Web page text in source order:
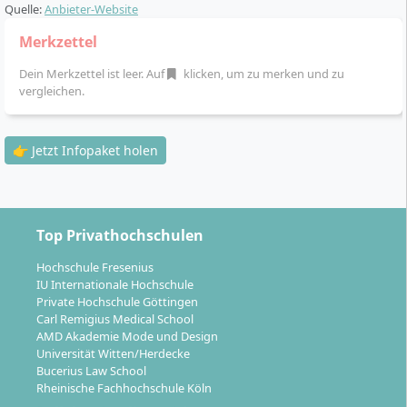
Mit dem Masterabschluss in Immobilienwirtschaft
(M.Sc.) eröffnen sich dir zahlreiche Tätigkeitsfelder im
In- und Ausland. Typische Positionen für
Absolventinnen und Absolventen sind:
Investment Managerin oder Investment
Immobilienentwicklerin oder
Immobilienentwickler
Entwicklung von Immobilienprojekten, nachhaltige
Konzeption und Projektleitung im öffentlichen
oder privaten Sektor
Immobilienmaklerin oder Immobilienmakler
Vermittlung von Wohn- und Gewerbeimmobilien,
Bewertung, Vertragsverhandlungen und
Quelle:Anbieter-Website
Merkzettel
Dein Merkzettel ist leer. Auf
klicken, um zu merken und zu
vergleichen.
👉 Jetzt Infopaket holen
Top Privathochschulen
Hochschule Fresenius
IU Internationale Hochschule
Private Hochschule Göttingen
Carl Remigius Medical School
AMD Akademie Mode und Design
Universität Witten/Herdecke
Bucerius Law School
Rheinische Fachhochschule Köln